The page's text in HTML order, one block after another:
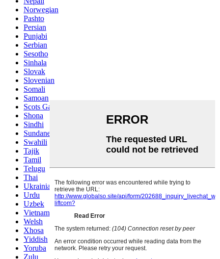
Norwegian
Pashto
Persian
Punjabi
Serbian
Sesotho
Sinhala
Slovak
Slovenian
Somali
Samoan
Scots Gaelic
Shona
Sindhi
Sundanese
Swahili
Tajik
Tamil
Telugu
Thai
Ukrainian
Urdu
Uzbek
Vietnamese
Welsh
Xhosa
Yiddish
Yoruba
Zulu